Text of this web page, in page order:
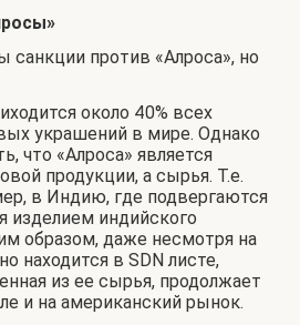
против «Алроса», но
около 40% всех
украшений в мире. Однако
что «Алроса» является
продукции, а сырья. Т.е.
в Индию, где подвергаются
изделием индийского
образом, даже несмотря на
находится в SDN листе,
из ее сырья, продолжает
и на американский рынок.